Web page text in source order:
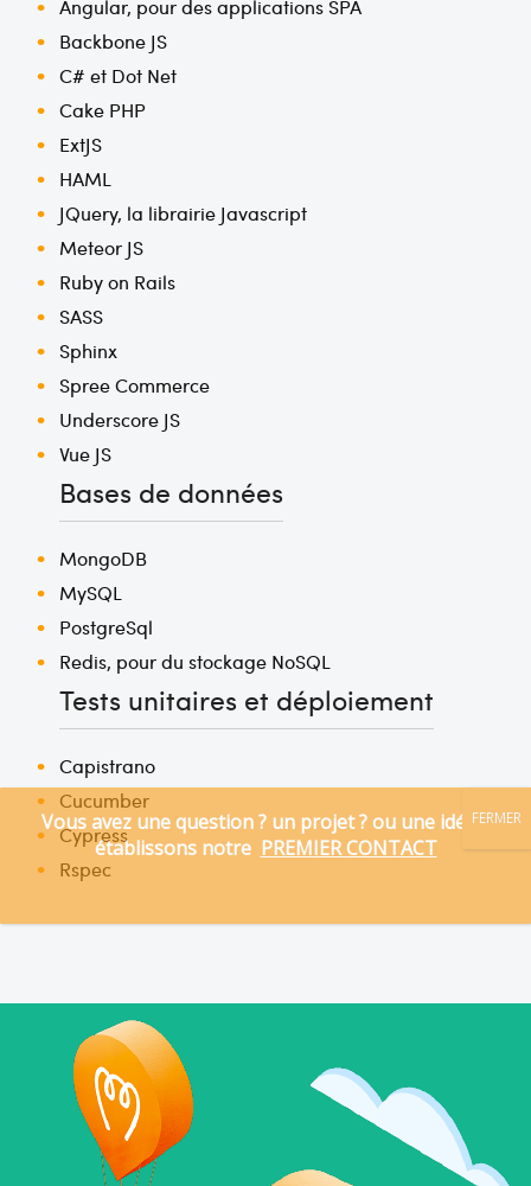
Angular, pour des applications SPA
Backbone JS
C# et Dot Net
Cake PHP
ExtJS
HAML
JQuery, la librairie Javascript
Meteor JS
Ruby on Rails
SASS
Sphinx
Spree Commerce
Underscore JS
Vue JS
Bases de données
MongoDB
MySQL
PostgreSql
Redis, pour du stockage NoSQL
Tests unitaires et déploiement
Capistrano
Cucumber
Cypress
Rspec